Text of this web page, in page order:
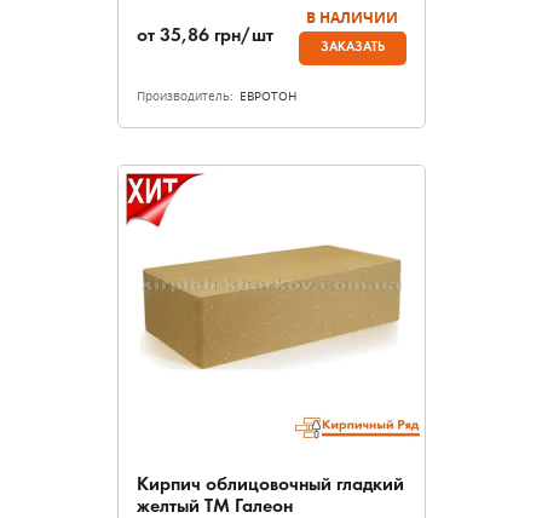
от 35,86 грн/шт
В НАЛИЧИИ
ЗАКАЗАТЬ
Производитель: ЕВРОТОН
Кирпич облицовочный гладкий
желтый ТМ Галеон